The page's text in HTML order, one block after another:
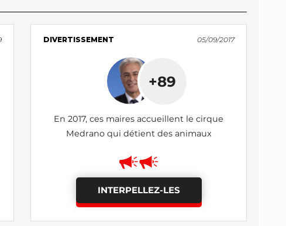
DIVERTISSEMENT 05/09/2017
+89
En 2017, ces maires accueillent le cirque
Medrano qui détient des animaux
INTERPELLEZ-LES